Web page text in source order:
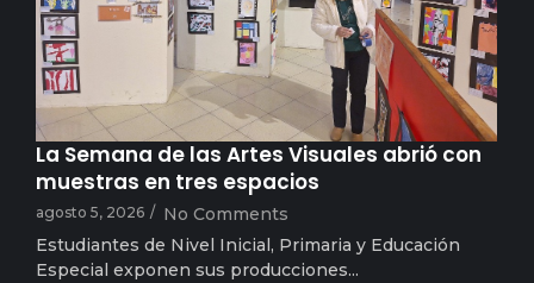
arielsampaolesy
La Semana de las Artes Visuales abrió con
muestras en tres espacios
agosto 5, 2026 / No Comments
Estudiantes de Nivel Inicial, Primaria y Educación
Especial exponen sus producciones...